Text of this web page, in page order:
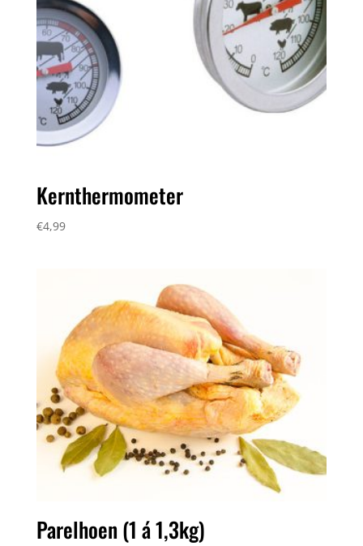
Kernthermometer
€4,99
Parelhoen (1 á 1,3kg)